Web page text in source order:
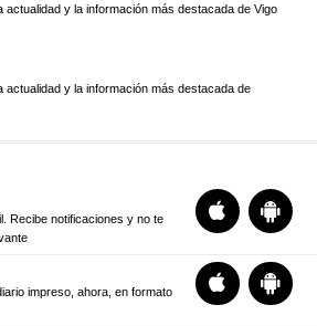
actualidad y la información más destacada de Vigo
actualidad y la información más destacada de
Recibe notificaciones y no te
impreso, ahora, en formato